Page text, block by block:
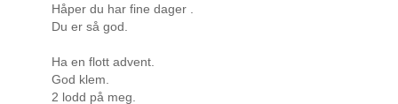
Håper du har fine dager .
Du er så god.
Ha en flott advent.
God klem.
2 lodd på meg.